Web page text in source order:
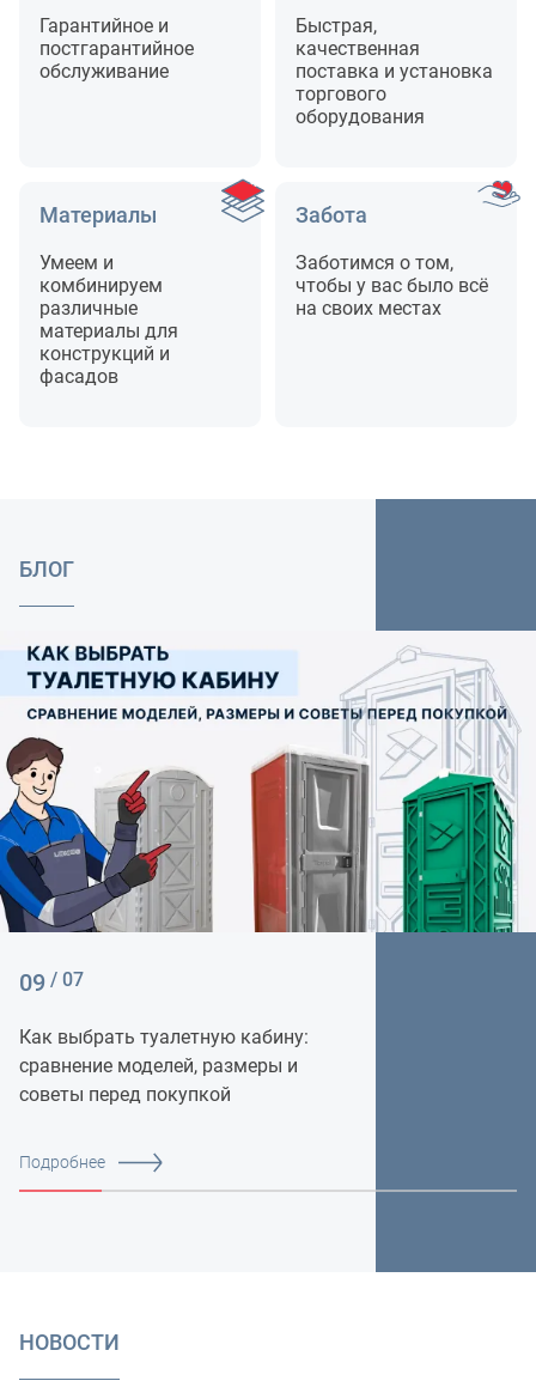
Гарантийное и
постгарантийное
обслуживание
Быстрая,
качественная
поставка и установка
торгового
оборудования
Материалы
Умеем и
комбинируем
различные
материалы для
конструкций и
фасадов
Забота
Заботимся о том,
чтобы у вас было всё
на своих местах
БЛОГ
09 / 07
Как выбрать туалетную кабину:
сравнение моделей, размеры и
советы перед покупкой
Подробнее
НОВОСТИ